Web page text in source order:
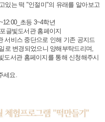
있는 떡 "인절미"의 유래를 알아보고
초등 3~4학년
글빛도서관 홈페이지
서비스 중단으로 인해 기존 공지드
로 변경되었으니 양해부탁드리며,
도서관 홈페이지를 통해 신청해주시
세요.